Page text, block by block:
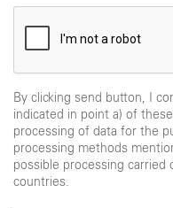
By clicking send button, I
indicated in point a) of
processing of data for the
processing methods
possible processing carried
countries.